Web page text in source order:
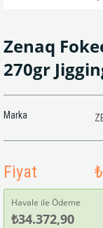
Zenaq
270gr
Marka
Fiyat
Havale ile Ödeme
₺34.372,90